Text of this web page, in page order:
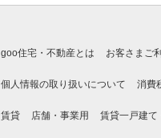
goo住宅・不動産とは お客さまご
個人情報の取り扱いについて 消費
賃貸 店舗・事業用 賃貸一戸建て